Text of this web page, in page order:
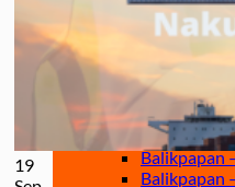
Makassar –
Makassar
Makassar –
Makassar –
Makassar –
Makassar –
Balikpapan
Balikpapan
Balikpapan
19